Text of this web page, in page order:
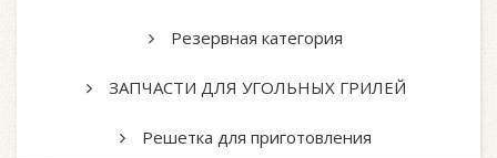
Резервная категория
ЗАПЧАСТИ ДЛЯ УГОЛЬНЫХ ГРИЛЕЙ
Решетка для приготовления